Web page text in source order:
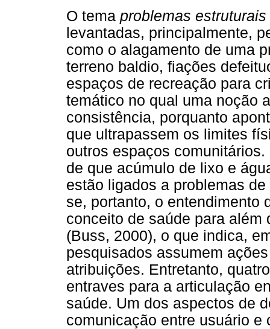
O tema problemas
levantadas, principalmente,
como o alagamento de uma
terreno baldio, fiações
espaços de recreação para
temático no qual uma noção
consistência, porquanto
que ultrapassem os limites
outros espaços
de que acúmulo de lixo e
estão ligados a problemas
se, portanto, o entendimento
conceito de saúde para além
(Buss, 2000), o que indica,
pesquisados assumem
atribuições. Entretanto,
entraves para a articulação
saúde. Um dos aspectos de
comunicação entre usuário e